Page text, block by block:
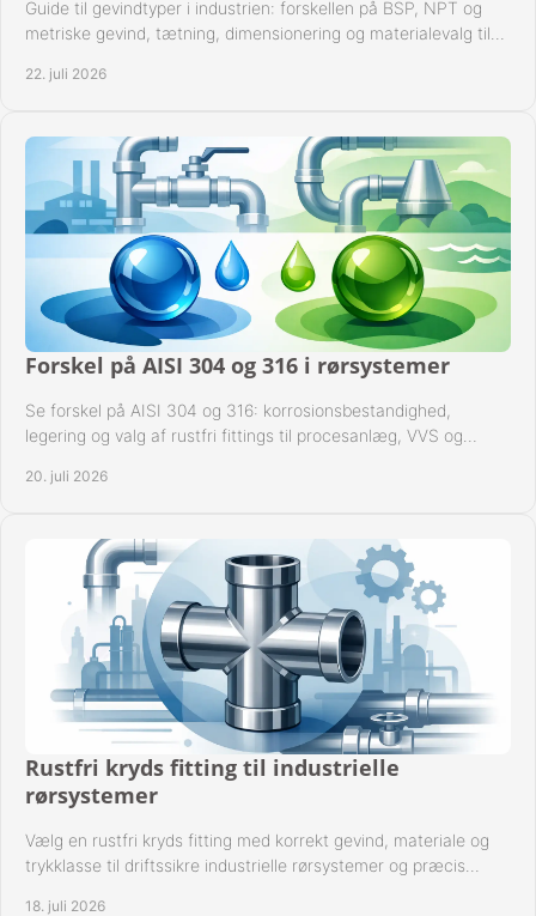
Guide til gevindtyper i industrien: forskellen på BSP, NPT og
metriske gevind, tætning, dimensionering og materialevalg til
22. juli 2026
Forskel på AISI 304 og 316 i rørsystemer
Se forskel på AISI 304 og 316: korrosionsbestandighed,
legering og valg af rustfri fittings til procesanlæg, VVS og
20. juli 2026
Rustfri kryds fitting til industrielle
rørsystemer
Vælg en rustfri kryds fitting med korrekt gevind, materiale og
trykklasse til driftssikre industrielle rørsystemer og præcis
18. juli 2026